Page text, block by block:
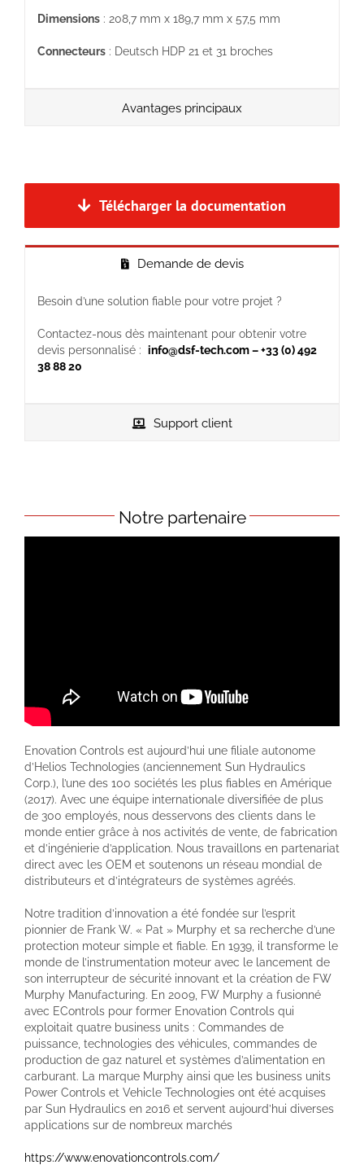
Dimensions: 208,7 mm x 189,7 mm x 57,5 mm
Connecteurs: Deutsch HDP 21 et 31 broches
Avantages principaux
Télécharger la documentation
Demande de devis
Besoin d’une solution fiable pour votre projet ?
Contactez-nous dès maintenant pour obtenir votre
devis personnalisé : info@dsf-tech.com – +33 (0) 492
38 88 20
Support client
Notre partenaire
Enovation Controls est aujourd’hui une filiale autonome
d’Helios Technologies (anciennement Sun Hydraulics
Corp.), l’une des 100 sociétés les plus fiables en Amérique
(2017). Avec une équipe internationale diversifiée de plus
de 300 employés, nous desservons des clients dans le
monde entier grâce à nos activités de vente, de fabrication
et d’ingénierie d’application. Nous travaillons en partenariat
direct avec les OEM et soutenons un réseau mondial de
distributeurs et d’intégrateurs de systèmes agréés.
Notre tradition d’innovation a été fondée sur l’esprit
pionnier de Frank W. « Pat » Murphy et sa recherche d’une
protection moteur simple et fiable. En 1939, il transforme le
monde de l’instrumentation moteur avec le lancement de
son interrupteur de sécurité innovant et la création de FW
Murphy Manufacturing. En 2009, FW Murphy a fusionné
avec EControls pour former Enovation Controls qui
exploitait quatre business units : Commandes de
puissance, technologies des véhicules, commandes de
production de gaz naturel et systèmes d’alimentation en
carburant. La marque Murphy ainsi que les business units
Power Controls et Vehicle Technologies ont été acquises
par Sun Hydraulics en 2016 et servent aujourd’hui diverses
applications sur de nombreux marchés
https://www.enovationcontrols.com/